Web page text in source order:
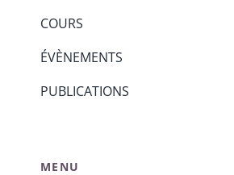
COURS
ÉVÈNEMENTS
PUBLICATIONS
MENU